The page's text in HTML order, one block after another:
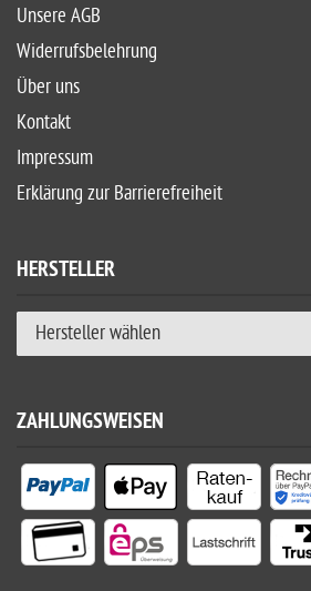
Unsere AGB
Widerrufsbelehrung
Über uns
Kontakt
Impressum
Erklärung zur Barrierefreiheit
HERSTELLER
Hersteller wählen
ZAHLUNGSWEISEN